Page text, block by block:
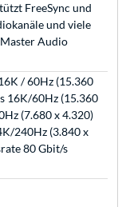
FreeSync und
und viele
Audio
/ 60Hz (15.360
16K/60Hz (15.360
(7.680 x 4.320)
240Hz (3.840 x
80 Gbit/s